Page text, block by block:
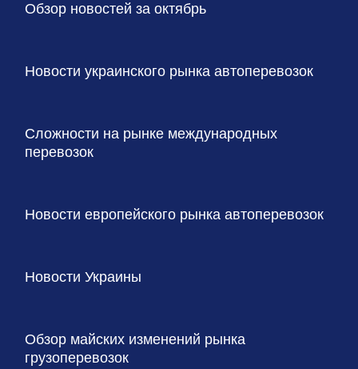
Обзор новостей за октябрь
Новости украинского рынка автоперевозок
Сложности на рынке международных
перевозок
Новости европейского рынка автоперевозок
Новости Украины
Обзор майских изменений рынка
грузоперевозок